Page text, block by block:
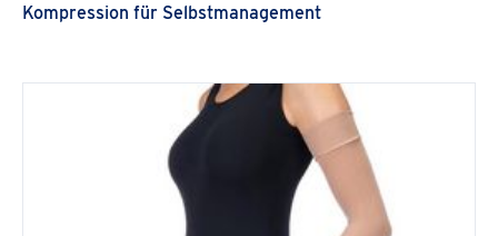
Kompression für Selbstmanagement